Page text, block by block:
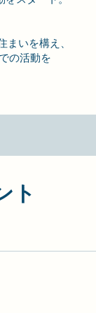
いを構え、
の活動を
ト